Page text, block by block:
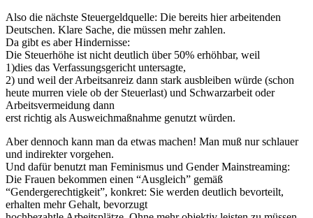
Also die nächste Steuergeldquelle: Die bereits hier arbeitenden
Deutschen. Klare Sache, die müssen mehr zahlen.
Da gibt es aber Hindernisse:
Die Steuerhöhe ist nicht deutlich über 50% erhöhbar, weil
1)dies das Verfassungsgericht untersagte,
2) und weil der Arbeitsanreiz dann stark ausbleiben würde (schon
heute murren viele ob der Steuerlast) und Schwarzarbeit oder
Arbeitsvermeidung dann
erst richtig als Ausweichmaßnahme genutzt würden.
Aber dennoch kann man da etwas machen! Man muß nur schlauer
und indirekter vorgehen.
Und dafür benutzt man Feminismus und Gender Mainstreaming:
Die Frauen bekommen einen “Ausgleich” gemäß
“Gendergerechtigkeit”, konkret: Sie werden deutlich bevorteilt,
erhalten mehr Gehalt, bevorzugt